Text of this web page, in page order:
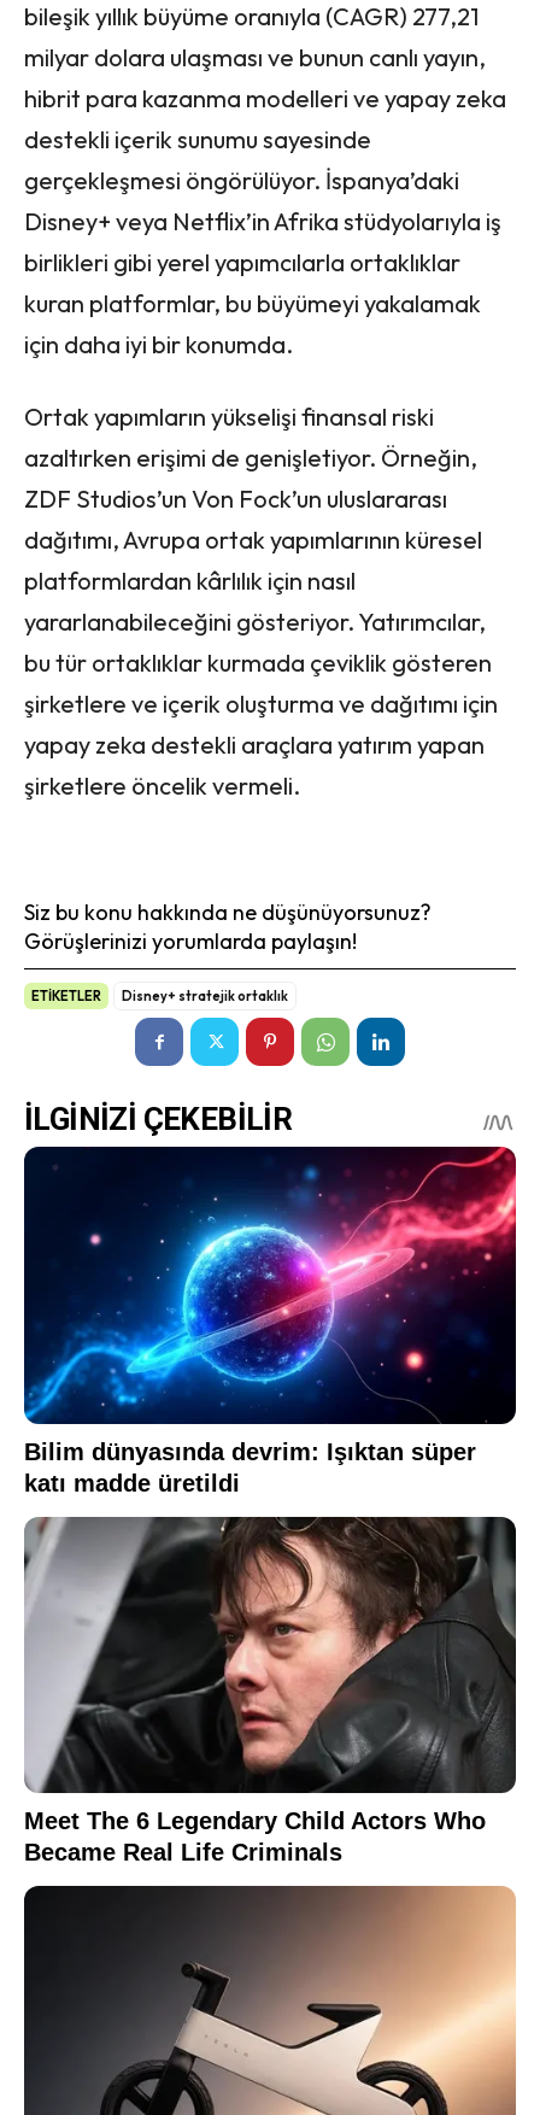
bileşik yıllık büyüme oranıyla (CAGR) 277,21
milyar dolara ulaşması ve bunun canlı yayın,
hibrit para kazanma modelleri ve yapay zeka
destekli içerik sunumu sayesinde
gerçekleşmesi öngörülüyor. İspanya’daki
Disney+ veya Netflix’in Afrika stüdyolarıyla iş
birlikleri gibi yerel yapımcılarla ortaklıklar
kuran platformlar, bu büyümeyi yakalamak
için daha iyi bir konumda.
Ortak yapımların yükselişi finansal riski
azaltırken erişimi de genişletiyor. Örneğin,
ZDF Studios’un Von Fock’un uluslararası
dağıtımı, Avrupa ortak yapımlarının küresel
platformlardan kârlılık için nasıl
yararlanabileceğini gösteriyor. Yatırımcılar,
bu tür ortaklıklar kurmada çeviklik gösteren
şirketlere ve içerik oluşturma ve dağıtımı için
yapay zeka destekli araçlara yatırım yapan
şirketlere öncelik vermeli.
Siz bu konu hakkında ne düşünüyorsunuz?
Görüşlerinizi yorumlarda paylaşın!
ETİKETLER Disney+ stratejik ortaklık